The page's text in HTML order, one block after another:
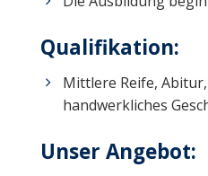
Qualifikation:
Mittlere Reife,
handwerkliches
Unser Angebot: